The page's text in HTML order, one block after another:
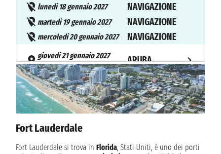
lunedì 18 gennaio 2027 NAVIGAZIONE
martedì 19 gennaio 2027 NAVIGAZIONE
mercoledì 20 gennaio 2027 NAVIGAZIONE
giovedì 21 gennaio 2027
08:00 - 17:00
ARUBA
venerdì 22 gennaio 2027 NAVIGAZIONE
sabato 23 gennaio 2027
07:00 - 14:00
CARTAGENA
domenica 24 gennaio 2027
domenica 24 gennaio 2027
Fort Lauderdale
Fort Lauderdale si trova in Florida, Stati Uniti, è uno dei porti